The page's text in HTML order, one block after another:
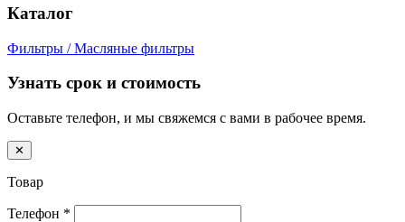
Каталог
Фильтры / Масляные фильтры
Узнать срок и стоимость
Оставьте телефон, и мы свяжемся с вами в рабочее время.
✕
Товар
Телефон *